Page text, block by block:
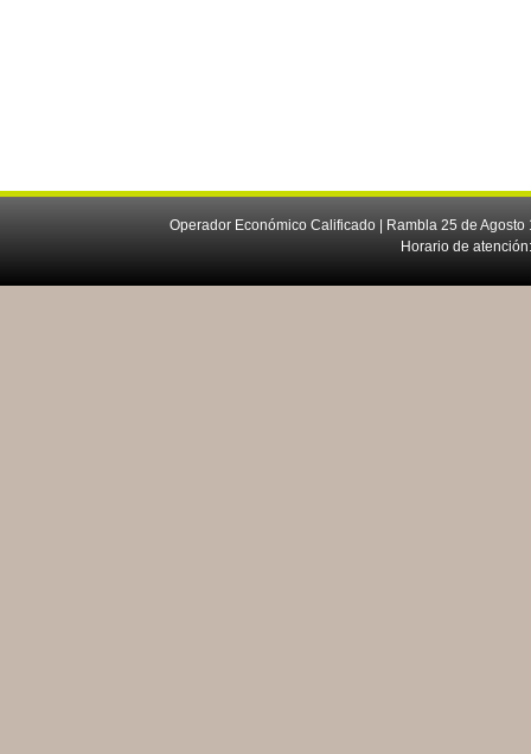
Operador Económico Calificado | Rambla 25 de
Horario de